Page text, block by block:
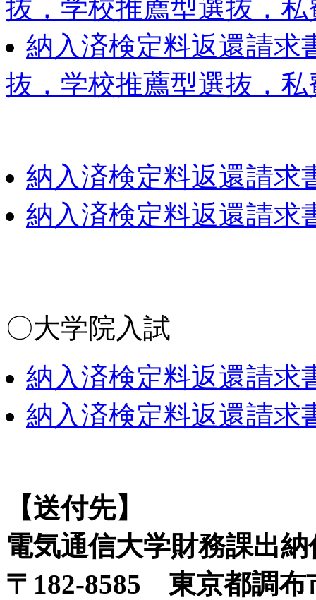
抜，学校推薦型選抜，
納入済検定料返還請求
抜，学校推薦型選抜，
納入済検定料返還請求
納入済検定料返還請求
〇大学院入試
納入済検定料返還請求
納入済検定料返還請求
【送付先】
電気通信大学財務課出納
〒182-8585 東京都調布